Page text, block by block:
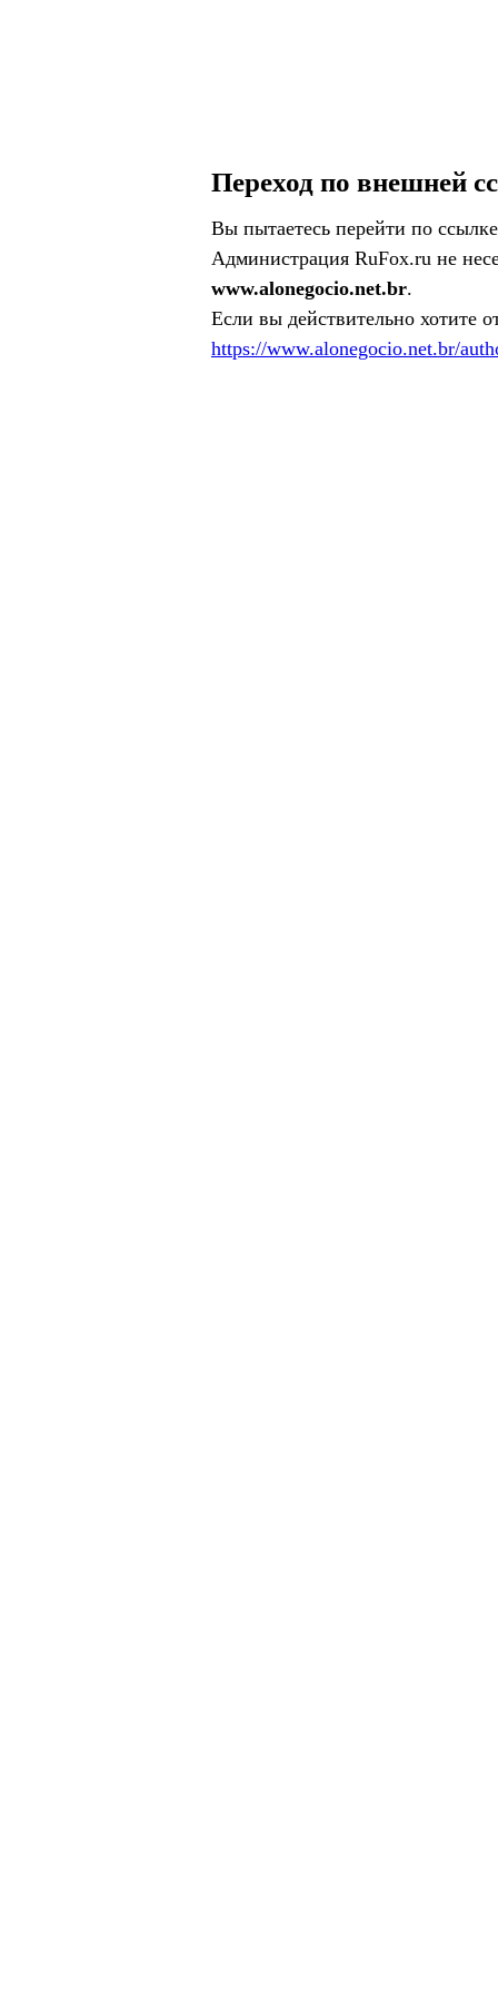
Переход по внешней
Вы пытаетесь перейти по
Администрация RuFox.ru не
www.alonegocio.net.br.
Если вы действительно хотите
https://www.alonegocio.net.br/